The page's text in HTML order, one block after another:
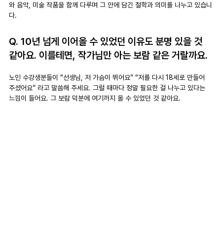
와 음악, 미술 작품을 함께 다루며 그 안에 담긴 철학과 의미를 나누고 있습니
다.
Q. 10년 넘게 이어올 수 있었던 이유도 분명 있을 것
같아요. 이를테면, 작가님만 아는 보람 같은 거랄까요.
노인 수강생분들이 “선생님, 저 가슴이 뛰어요” “저를 다시 18세로 만들어
주셨어요” 라고 말씀해 주세요. 그럴 때마다 정말 필요한 걸 나누고 있다는
느낌이 들어요. 그 보람 덕분에 여기까지 올 수 있었던 것 같아요.